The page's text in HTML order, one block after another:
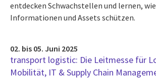
entdecken Schwachstellen und lernen,
Informationen und Assets schützen.
02. bis 05. Juni 2025
transport logistic: Die Leitmesse für
Mobilität, IT & Supply Chain